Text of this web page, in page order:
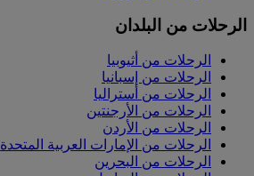
الرحلات من البلدان
الرحلات من أثيوبيا
الرحلات من إسبانيا
الرحلات من أستراليا
الرحلات من الأرجنتين
الرحلات من الأردن
الرحلات من الإمارات العربية المتحدة
الرحلات من البحرين